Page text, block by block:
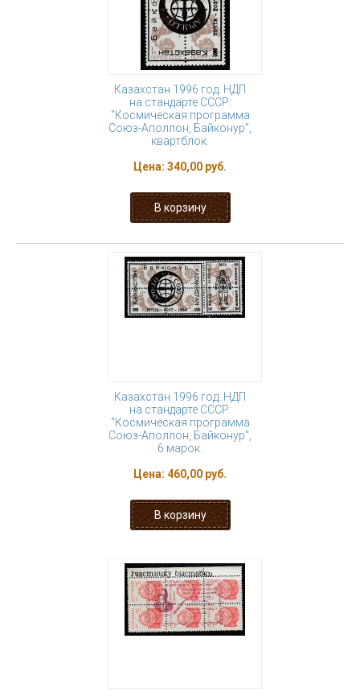
Казахстан 1996 год. НДП
на стандарте СССР:
"Космическая программа
Союз-Аполлон, Байконур",
квартблок.
Цена: 340,00 руб.
Казахстан 1996 год. НДП
на стандарте СССР:
"Космическая программа
Союз-Аполлон, Байконур",
6 марок.
Цена: 460,00 руб.